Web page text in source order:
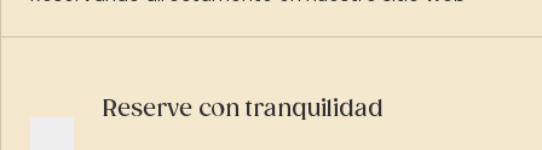
Reserve con tranquilidad